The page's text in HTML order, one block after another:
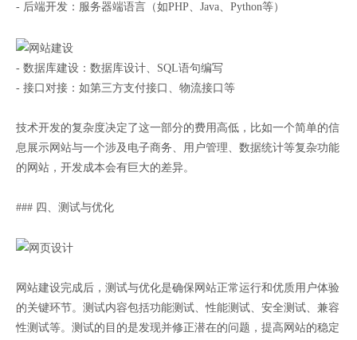
- 后端开发：服务器端语言（如PHP、Java、Python等）
- 数据库建设：数据库设计、SQL语句编写
- 接口对接：如第三方支付接口、物流接口等
技术开发的复杂度决定了这一部分的费用高低，比如一个简单的信
息展示网站与一个涉及电子商务、用户管理、数据统计等复杂功能
的网站，开发成本会有巨大的差异。
### 四、测试与优化
网站建设完成后，测试与优化是确保网站正常运行和优质用户体验
的关键环节。测试内容包括功能测试、性能测试、安全测试、兼容
性测试等。测试的目的是发现并修正潜在的问题，提高网站的稳定